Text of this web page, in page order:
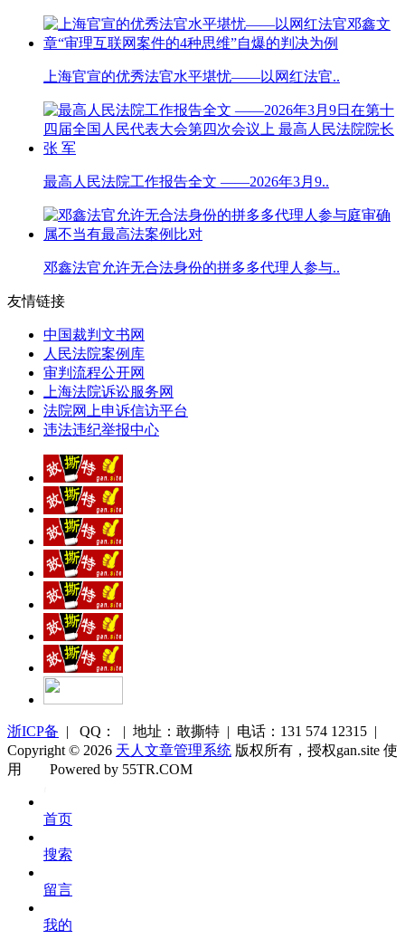
上海官宣的优秀法官水平堪忧——以网红法官..
最高人民法院工作报告全文 ——2026年3月9..
邓鑫法官允许无合法身份的拼多多代理人参与..
友情链接
中国裁判文书网
人民法院案例库
审判流程公开网
上海法院诉讼服务网
法院网上申诉信访平台
违法违纪举报中心
浙ICP备 | QQ： | 地址：敢撕特 | 电话：131 574 12315 |
Copyright © 2026 天人文章管理系统 版权所有，授权gan.site 使
用
库
Powered by 55TR.COM
首页
搜索
留言
我的